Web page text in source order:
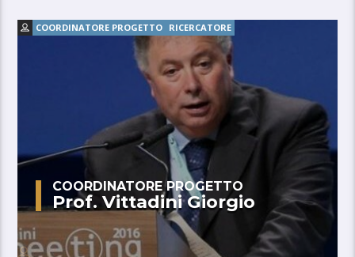
COORDINATORE PROGETTO RICERCATORE
COORDINATORE PROGETTO
Prof. Vittadini Giorgio